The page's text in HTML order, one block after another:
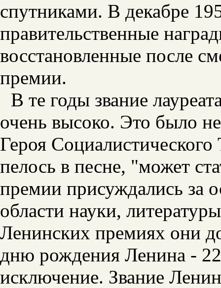
спутниками. В декабре
правительственные
восстановленные после
премии.
В те годы звание
очень высоко. Это было
Героя
пелось в песне, "может
премии присуждались за
области науки,
Ленинских премиях они
дню рождения Ленина -
исключение. Звание